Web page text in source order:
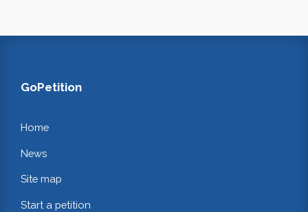
GoPetition
Home
News
Site map
Start a petition